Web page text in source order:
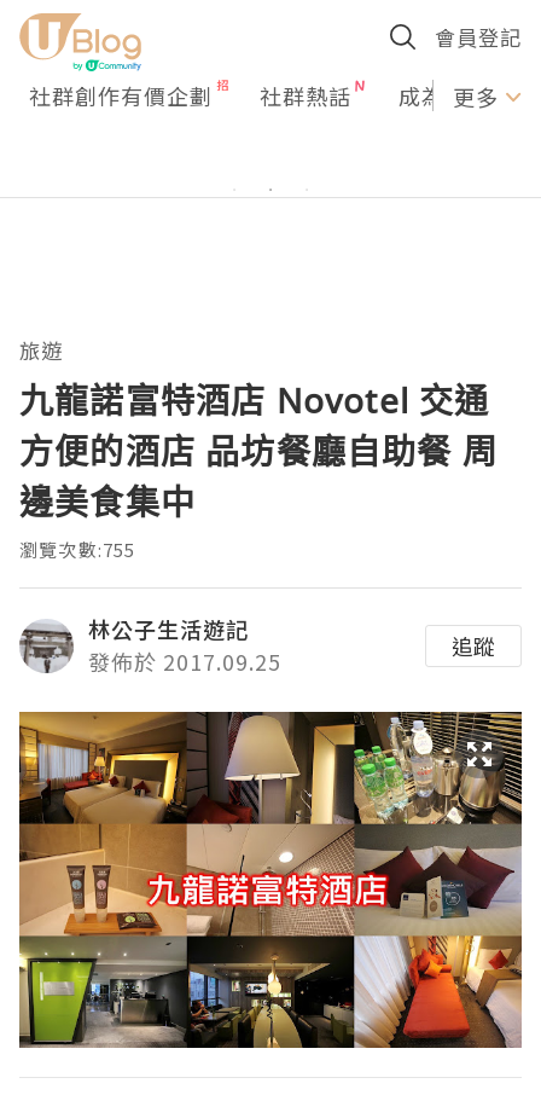
會員登記
社群創作有價企劃 社群熱話 成為U更多
旅遊
九龍諾富特酒店 Novotel 交通
方便的酒店 品坊餐廳自助餐 周
邊美食集中
瀏覽次數:755
林公子生活遊記
發佈於 2017.09.25
追蹤